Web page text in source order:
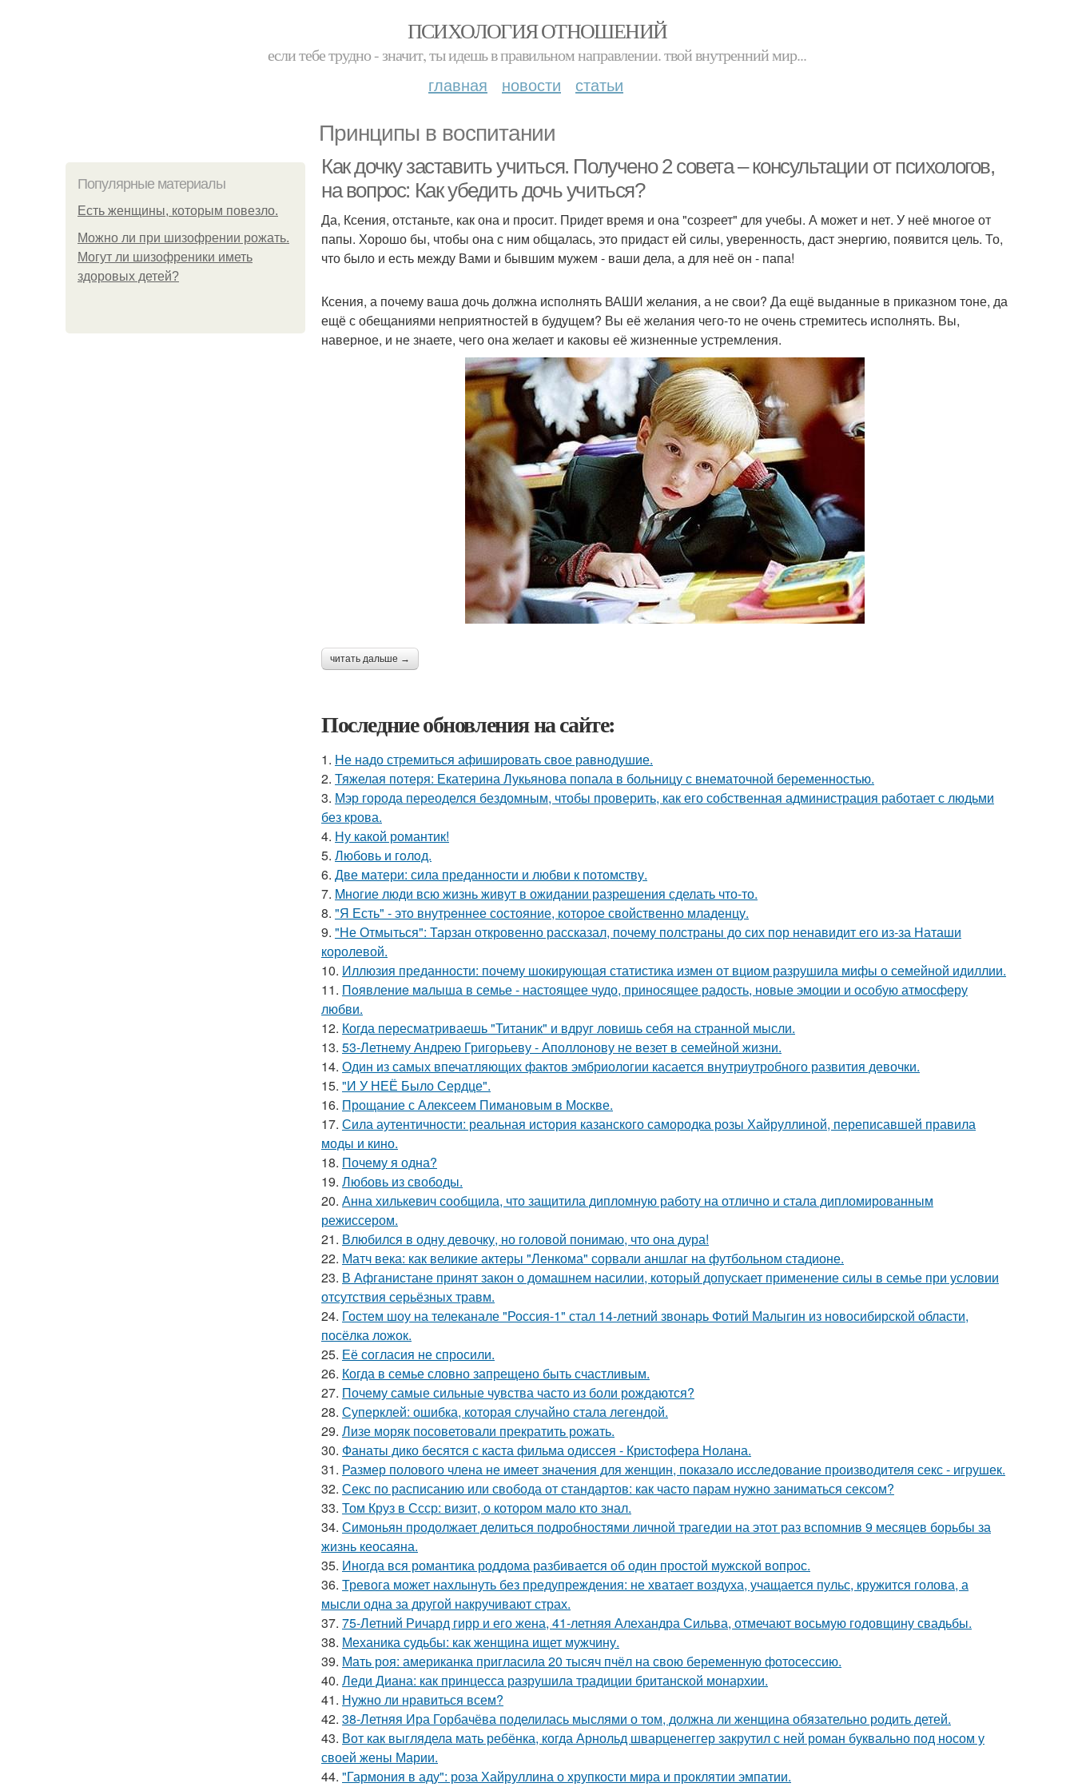
ПСИХОЛОГИЯ ОТНОШЕНИЙ
если тебе трудно - значит, ты идешь в правильном направлении. твой внутренний мир...
главная новости статьи
Принципы в воспитании
Популярные материалы
Есть женщины, которым повезло.
Можно ли при шизофрении рожать.
Могут ли шизофреники иметь
здоровых детей?
Как дочку заставить учиться. Получено 2 совета – консультации от психологов,
на вопрос: Как убедить дочь учиться?
Да, Ксения, отстаньте, как она и просит. Придет время и она "созреет" для учебы. А может и нет. У неё многое от
папы. Хорошо бы, чтобы она с ним общалась, это придаст ей силы, уверенность, даст энергию, появится цель. То,
что было и есть между Вами и бывшим мужем - ваши дела, а для неё он - папа!
Ксения, а почему ваша дочь должна исполнять ВАШИ желания, а не свои? Да ещё выданные в приказном тоне, да
ещё с обещаниями неприятностей в будущем? Вы её желания чего-то не очень стремитесь исполнять. Вы,
наверное, и не знаете, чего она желает и каковы её жизненные устремления.
читать дальше →
Последние обновления на сайте:
1. Hе надо стремиться афишировать свое равнодушие.
2. Тяжелая потеря: Екатерина Лукьянова попала в больницу с внематочной беременностью.
3. Мэр города переоделся бездомным, чтобы проверить, как его собственная администрация работает с людьми
без крова.
4. Ну какой романтик!
5. Любовь и гoлoд.
6. Две матери: сила преданности и любви к потомству.
7. Mногие люди всю жизнь живут в ожидании разрешения сделать что-то.
8. "Я Есть" - этo внутpeннее состояние, которое свойственно младенцу.
9. "Не Отмыться": Тарзан откровенно рассказал, почему полстраны до сих пор ненавидит его из-за Наташи
королевой.
10. Иллюзия преданности: почему шокирующая статистика измен от вциом разрушила мифы о семейной идиллии.
11. Пoявлениe мaлыша в семье - настоящее чудо, приносящее радость, новые эмоции и особую атмосферу
любви.
12. Когда пересматриваешь "Титаник" и вдруг ловишь себя на странной мысли.
13. 53-Летнему Андрею Григорьеву - Аполлонову не везет в семейной жизни.
14. Один из самых впечатляющих фактов эмбриологии касается внутриутробного развития девочки.
15. "И У НЕЁ Было Сердце".
16. Прощание с Алексеем Пимановым в Москве.
17. Сила аутентичности: реальная история казанского самородка розы Хайруллиной, переписавшей правила
моды и кино.
18. Почему я одна?
19. Любовь из свободы.
20. Анна хилькевич сообщила, что защитила дипломную работу на отлично и стала дипломированным
режиссером.
21. Влюбился в одну девочку, но головой понимаю, что она дура!
22. Матч века: как великие актеры "Ленкома" сорвали аншлаг на футбольном стадионе.
23. В Афганистане принят закон о домашнем насилии, который допускает применение силы в семье при условии
отсутствия серьёзных травм.
24. Гостем шоу на телеканале "Россия-1" стал 14-летний звонарь Фотий Малыгин из новосибирской области,
посёлка ложок.
25. Её согласия не спросили.
26. Когда в семье словно запрещено быть счастливым.
27. Почему самые сильные чувства часто из боли рождаются?
28. Суперклей: ошибка, которая случайно стала легендой.
29. Лизе моряк посоветовали прекратить рожать.
30. Фанаты дико бесятся с каста фильма одиссея - Кристофера Нолана.
31. Размер полового члена не имеет значения для женщин, показало исследование производителя секс - игрушек.
32. Секс по расписанию или свобода от стандартов: как часто парам нужно заниматься сексом?
33. Том Круз в Ссср: визит, о котором мало кто знал.
34. Симоньян продолжает делиться подробностями личной трагедии на этот раз вспомнив 9 месяцев борьбы за
жизнь кеосаяна.
35. Иногда вся романтика роддома разбивается об один простой мужской вопрос.
36. Тревога может нахлынуть без предупреждения: не хватает воздуха, учащается пульс, кружится голова, а
мысли одна за другой накручивают страх.
37. 75-Летний Ричард гирр и его жена, 41-летняя Алехандра Сильва, отмечают восьмую годовщину свадьбы.
38. Механика судьбы: как женщина ищет мужчину.
39. Мать роя: американка пригласила 20 тысяч пчёл на свою беременную фотосессию.
40. Леди Диана: как принцесса разрушила традиции британской монархии.
41. Нужно ли нравиться всем?
42. 38-Летняя Ира Горбачёва поделилась мыслями о том, должна ли женщина обязательно родить детей.
43. Вот как выглядела мать ребёнка, когда Арнольд шварценеггер закрутил с ней роман буквально под носом у
своей жены Марии.
44. "Гармония в аду": роза Хайруллина о хрупкости мира и проклятии эмпатии.